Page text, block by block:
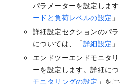
パラメーターを設定しま
ードと負荷レベルの設定
詳細設定セクションのパ
については、「詳細設定
エンドツーエンドモニタ
ーを設定します。詳細に
モニタリングの設定 」を